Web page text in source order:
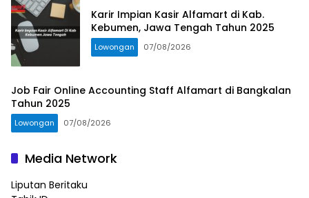
Karir Impian Kasir Alfamart di Kab.
Kebumen, Jawa Tengah Tahun 2025
Lowongan 07/08/2026
Job Fair Online Accounting Staff Alfamart di Bangkalan
Tahun 2025
Lowongan 07/08/2026
Media Network
Liputan Beritaku